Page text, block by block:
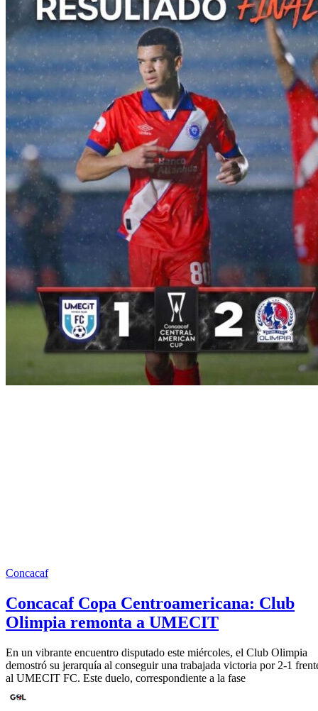
Concacaf
Concacaf Copa Centroamericana: Club
Olimpia remonta a UMECIT
En un vibrante encuentro disputado este miércoles, el Club Olimpia
demostró su jerarquía al conseguir una trabajada victoria por 2-1
al UMECIT FC. Este duelo, correspondiente a la fase